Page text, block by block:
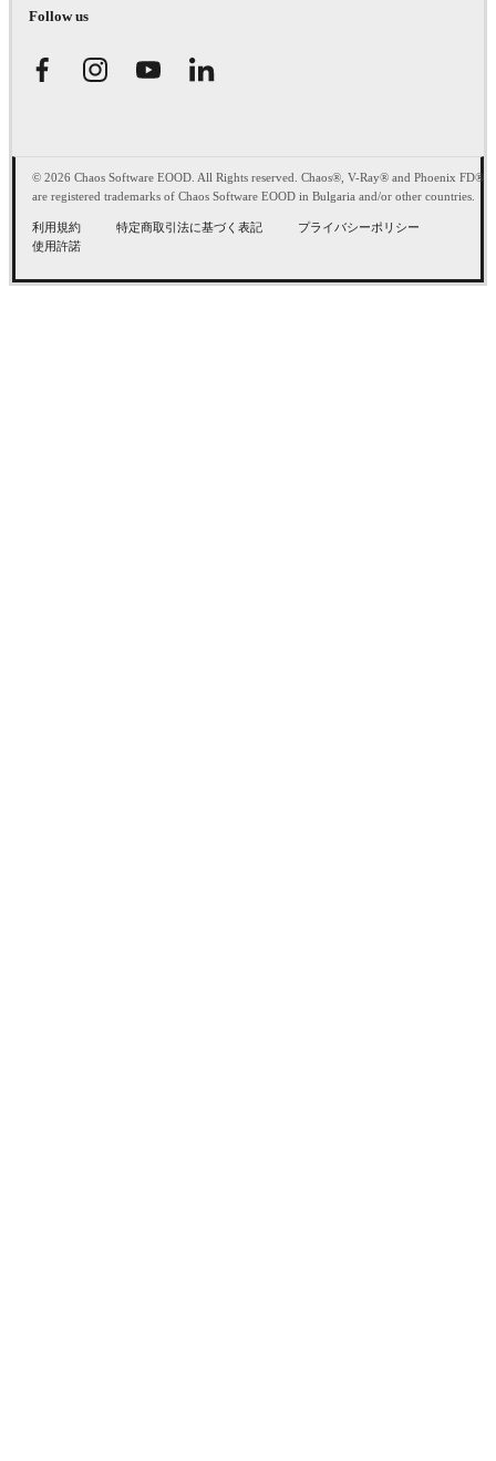
Follow us
© 2026 Chaos Software EOOD. All Rights reserved. Chaos®, V-Ray® and Phoenix FD®
are registered trademarks of Chaos Software EOOD in Bulgaria and/or other countries.
利用規約 特定商取引法に基づく表記
プライバシーポリシー
使用許諾